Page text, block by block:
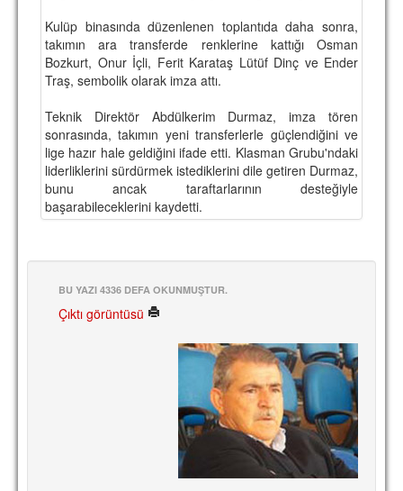
SİTE İSTATİSTİKLERİ
REKLAM YAYINI
Kulüp binasında düzenlenen toplantıda daha sonra,
takımın ara transferde renklerine kattığı Osman
Bozkurt, Onur İçli, Ferit Karataş Lütüf Dinç ve Ender
Traş, sembolik olarak imza attı.
Teknik Direktör Abdülkerim Durmaz, imza tören
sonrasında, takımın yeni transferlerle güçlendiğini ve
lige hazır hale geldiğini ifade etti. Klasman Grubu'ndaki
liderliklerini sürdürmek istediklerini dile getiren Durmaz,
bunu ancak taraftarlarının desteğiyle
başarabileceklerini kaydetti.
BU YAZI 4336 DEFA OKUNMUŞTUR.
Çıktı görüntüsü